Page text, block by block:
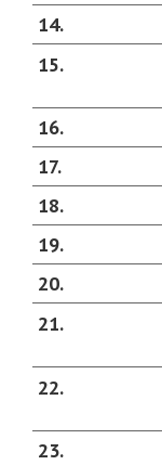
14
15
16
17
18
19
20
21
22
23